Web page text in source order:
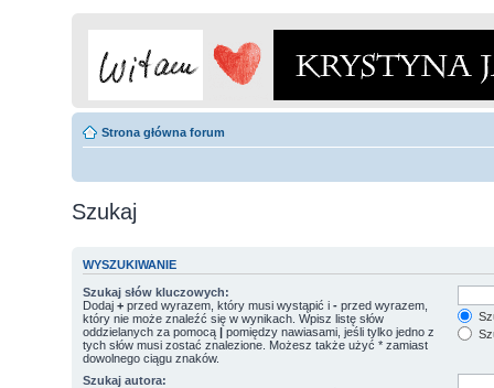
Strona główna forum
Szukaj
WYSZUKIWANIE
Szukaj słów kluczowych:
Dodaj + przed wyrazem, który musi wystąpić i - przed wyrazem,
który nie może znaleźć się w wynikach. Wpisz listę słów
oddzielanych za pomocą | pomiędzy nawiasami, jeśli tylko jedno z
tych słów musi zostać znalezione. Możesz także użyć * zamiast
dowolnego ciągu znaków.
Szukaj autora: